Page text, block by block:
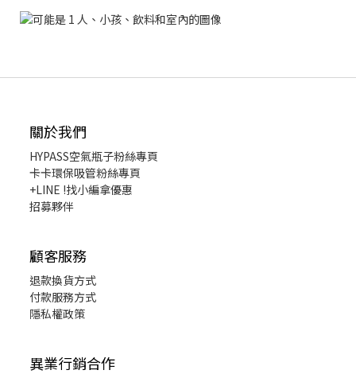
關於我們
HYPASS空氣瓶子粉絲專頁
卡卡環保吸管粉絲專頁
+LINE !找小編拿優惠
招募夥伴
顧客服務
退款換貨方式
付款服務方式
隱私權政策
異業行銷合作